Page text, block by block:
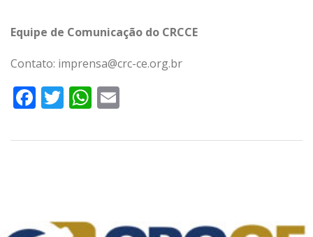
Equipe de Comunicação do CRCCE
Contato: imprensa@crc-ce.org.br
Facebook
TwitterWhatsApp